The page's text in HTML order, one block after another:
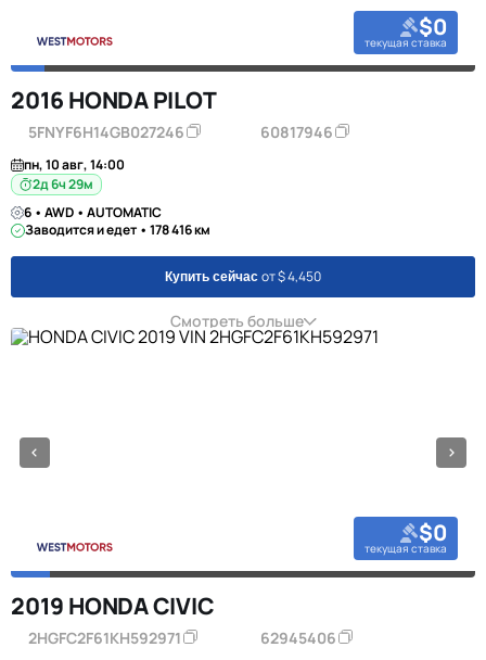
$0
текущая ставка
2016 HONDA PILOT
5FNYF6H14GB027246 60817946
пн, 10 авг, 14:00
2д 6ч 29м
6 • AWD • AUTOMATIC
Заводится и едет • 178 416 км
Купить сейчас от $ 4,450
Смотреть больше
$0
текущая ставка
2019 HONDA CIVIC
2HGFC2F61KH592971 62945406